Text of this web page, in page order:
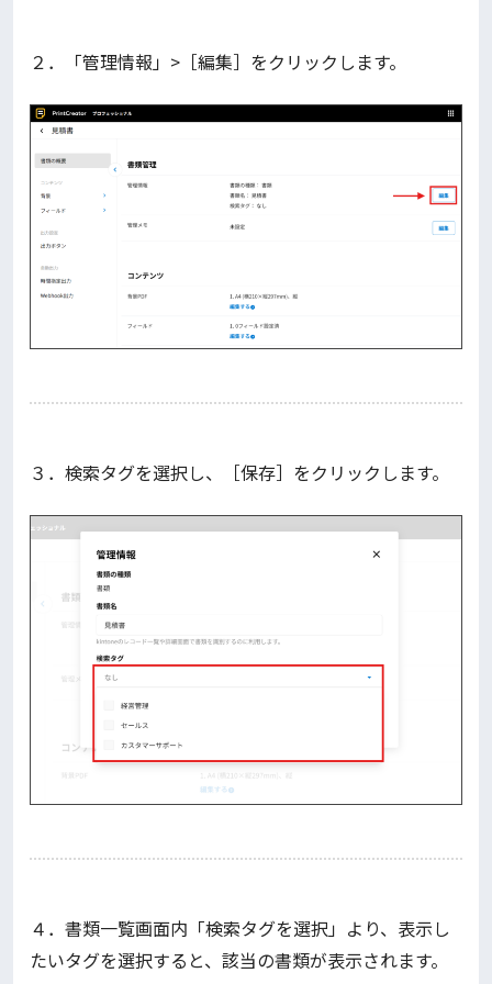
２．「管理情報」>［編集］をクリックします。
３．検索タグを選択し、［保存］をクリックします。
４．書類一覧画面内「検索タグを選択」より、表示し
たいタグを選択すると、該当の書類が表示されます。